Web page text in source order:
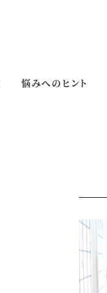
悩みへのヒント